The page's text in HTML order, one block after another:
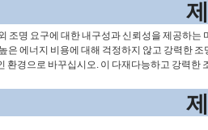
조명 요구에 대한 내구성과 신뢰성을 제공하
은 에너지 비용에 대해 걱정하지 않고 강력한
환경으로 바꾸십시오. 이 다재다능하고 강력한
매개